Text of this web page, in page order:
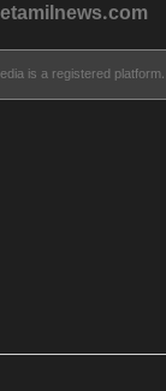
is a registered